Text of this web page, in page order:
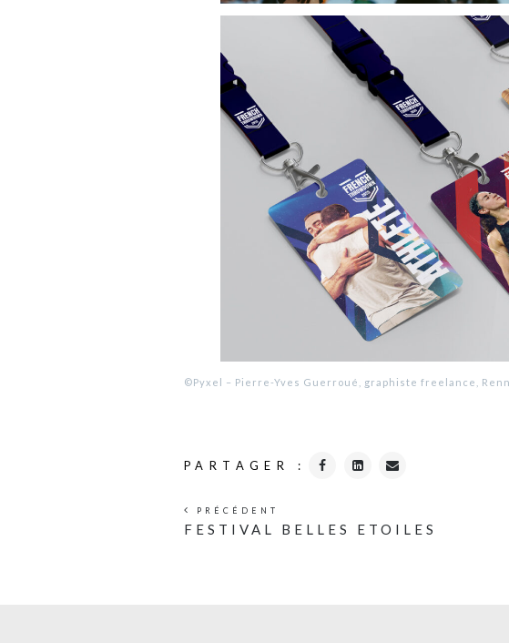
©Pyxel – Pierre-Yves Guerroué, graphiste freelance,
PARTAGER :
PRÉCÉDENT
FESTIVAL BELLES ETOILES